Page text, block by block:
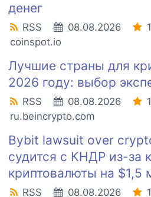
денег
RSS 08.08.2026 1
coinspot.io
Лучшие страны для
2026 году: выбор
RSS 08.08.2026 1
ru.beincrypto.com
Bybit lawsuit over
судится с КНДР из-за
криптовалюты на $1,5
RSS 08.08.2026 1